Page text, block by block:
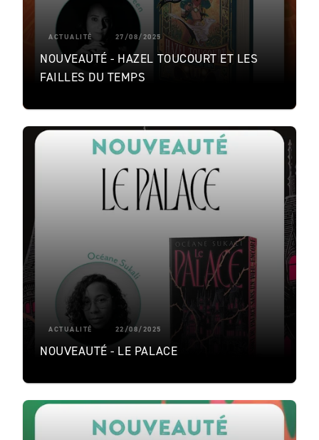
ACTUALITÉ 27/08/2025
NOUVEAUTÉ - HAZEL TOUCOURT ET LES
FAILLES DU TEMPS
ACTUALITÉ 22/08/2025
NOUVEAUTÉ - LE PALACE